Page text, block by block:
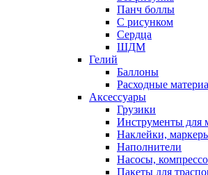
Панч боллы
С рисунком
Сердца
ШДМ
Гелий
Баллоны
Расходные
Аксессуары
Грузики
Инструменты для
Наклейки,
Наполнители
Насосы,
Пакеты для